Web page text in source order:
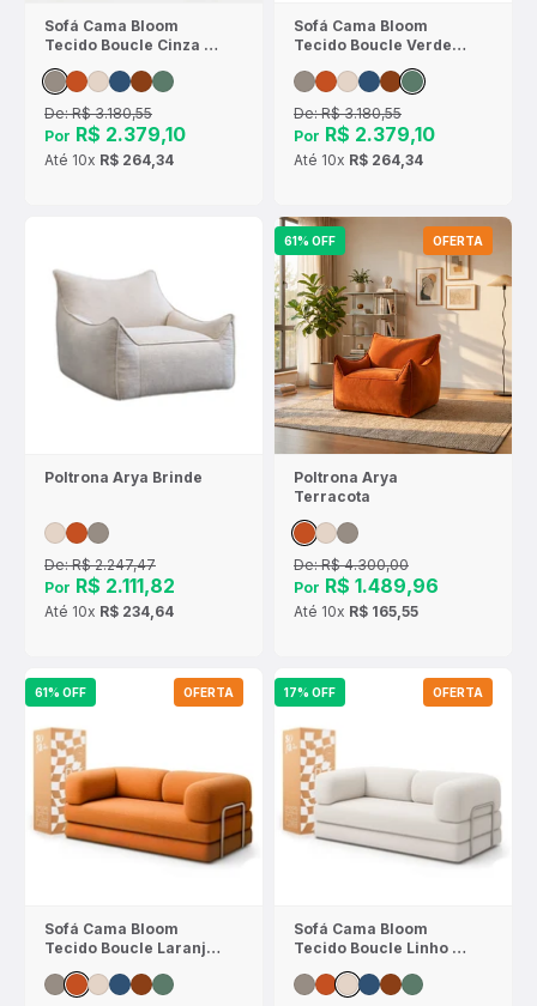
Sofá Cama Bloom
Tecido Boucle Cinza -
Sofá na Caixa
De:R$ 3.180,55
Por R$ 2.379,10
Até 10x R$ 264,34
Sofá Cama Bloom
Tecido Boucle Verde
Musgo - Sofá na Caixa
De:R$ 3.180,55
Por R$ 2.379,10
Até 10x R$ 264,34
Poltrona Arya Brinde
De:R$ 2.247,47
Por R$ 2.111,82
Até 10x R$ 234,64
61% OFF OFERTA
Poltrona Arya
Terracota
De:R$ 4.300,00
Por R$ 1.489,96
Até 10x R$ 165,55
61% OFF OFERTA
Sofá Cama Bloom
Tecido Boucle Laranja
- Sofá na Caixa
17% OFF OFERTA
Sofá Cama Bloom
Tecido Boucle Linho -
Sofá na Caixa